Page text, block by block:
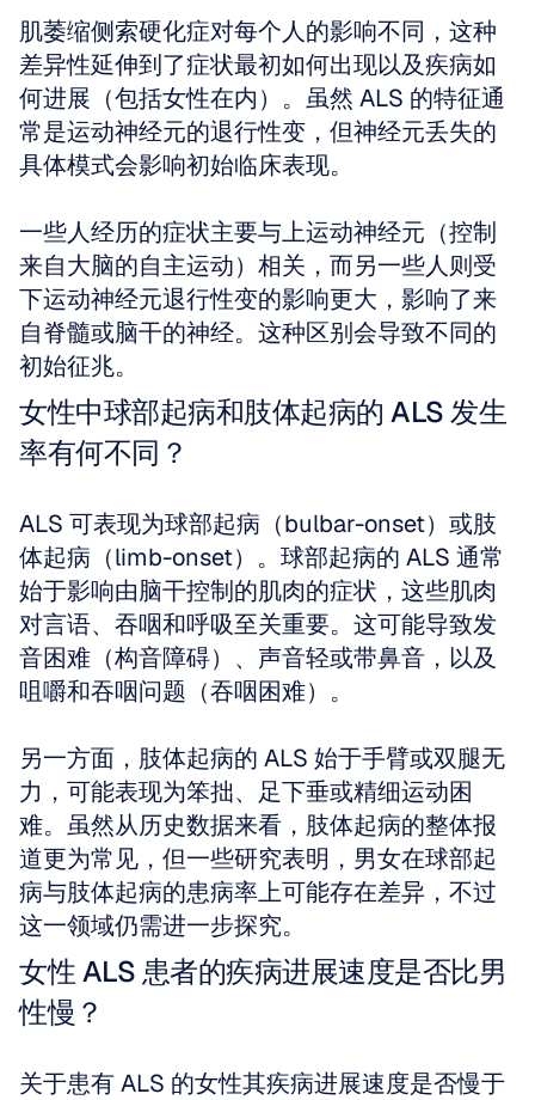
肌萎缩侧索硬化症对每个人的影响不同，这种
差异性延伸到了症状最初如何出现以及疾病如
何进展（包括女性在内）。虽然 ALS 的特征通
常是运动神经元的退行性变，但神经元丢失的
具体模式会影响初始临床表现。
一些人经历的症状主要与上运动神经元（控制
来自大脑的自主运动）相关，而另一些人则受
下运动神经元退行性变的影响更大，影响了来
自脊髓或脑干的神经。这种区别会导致不同的
初始征兆。
女性中球部起病和肢体起病的 ALS 发生
率有何不同？
ALS 可表现为球部起病（bulbar-onset）或肢
体起病（limb-onset）。球部起病的 ALS 通常
始于影响由脑干控制的肌肉的症状，这些肌肉
对言语、吞咽和呼吸至关重要。这可能导致发
音困难（构音障碍）、声音轻或带鼻音，以及
咀嚼和吞咽问题（吞咽困难）。
另一方面，肢体起病的 ALS 始于手臂或双腿无
力，可能表现为笨拙、足下垂或精细运动困
难。虽然从历史数据来看，肢体起病的整体报
道更为常见，但一些研究表明，男女在球部起
病与肢体起病的患病率上可能存在差异，不过
这一领域仍需进一步探究。
女性 ALS 患者的疾病进展速度是否比男
性慢？
关于患有 ALS 的女性其疾病进展速度是否慢于